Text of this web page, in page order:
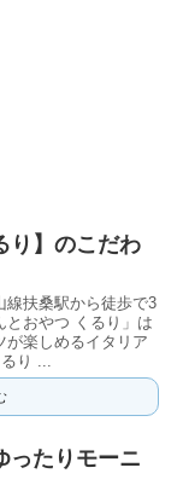
り】のこだわ
線扶桑駅から徒歩で3
とおやつ くるり」は
が楽しめるイタリア
り ...
ったりモーニ